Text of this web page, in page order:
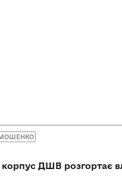
корпус ДШВ розгортає